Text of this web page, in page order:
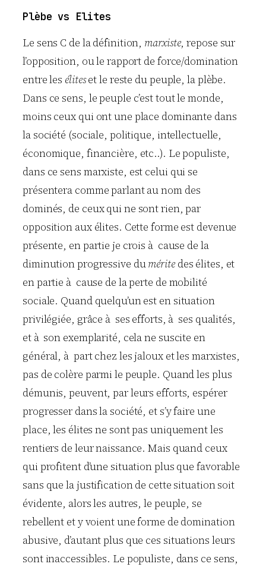
Plèbe vs Elites
Le sens C de la définition, marxiste, repose sur
l’opposition, ou le rapport de force/domination
entre les éliteset le reste du peuple, la plèbe.
Dans ce sens, le peuple c’est tout le monde,
moins ceux qui ont une place dominante dans
la société (sociale, politique, intellectuelle,
économique, financière, etc..). Le populiste,
dans ce sens marxiste, est celui qui se
présentera comme parlant au nom des
dominés, de ceux qui ne sont rien, par
opposition aux élites. Cette forme est devenue
présente, en partie je crois à cause de la
diminution progressive duméritedes élites, et
en partie à cause de la perte de mobilité
sociale. Quand quelqu’un est en situation
privilégiée, grâce à ses efforts, à ses qualités,
et à son exemplarité, cela ne suscite en
général, à part chez les jaloux et les marxistes,
pas de colère parmi le peuple. Quand les plus
démunis, peuvent, par leurs efforts, espérer
progresser dans la société, et s’y faire une
place, les élites ne sont pas uniquement les
rentiers de leur naissance. Mais quand ceux
qui profitent d’une situation plus que favorable
sans que la justification de cette situation soit
évidente, alors les autres, le peuple, se
rebellent et y voient une forme de domination
abusive, d’autant plus que ces situations leurs
sont inaccessibles. Le populiste, dans ce sens,